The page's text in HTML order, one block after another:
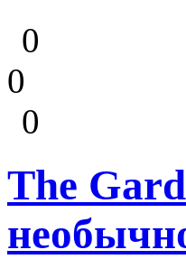
0
0
0
The